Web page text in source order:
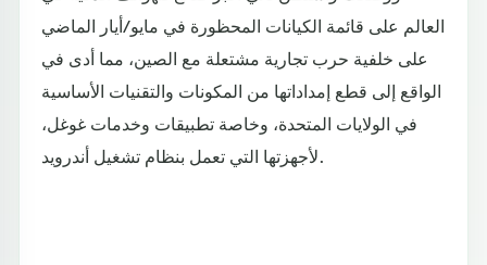
العالم على قائمة الكيانات المحظورة في مايو/أيار الماضي
على خلفية حرب تجارية مشتعلة مع الصين، مما أدى في
الواقع إلى قطع إمداداتها من المكونات والتقنيات الأساسية
في الولايات المتحدة، وخاصة تطبيقات وخدمات غوغل،
لأجهزتها التي تعمل بنظام تشغيل أندرويد.